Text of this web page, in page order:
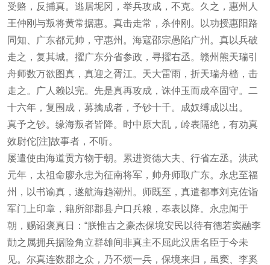
受赂，反捕真。逃居坭冈，举兵攻成，不克。久之，惠州人
王仲刚与叛将黄常据惠。真击走常，杀仲刚。以功授惠阳路
同知、广东都元帅，守惠州。海寇邵宗愚陷广州。真以兵破
走之，复其城。擢广东分省参政，寻擢右丞。赣州熊天瑞引
舟师数万欲图真，真迎之胥江。天大雷雨，折天瑞舟樯，击
走之。广人赖以完。先是真再攻成，诛仲玉而成卒固守。二
十六年，复围成，募擒成者，予钞十千。成奴缚成以出。
真予之钞。缘海叛者皆降。时中原大乱，岭表隔绝，有劝真
效尉佗[注]故事者，不听。
屡遣使由海道贡方物于朝。累进资德大夫、行省左丞。洪武
元年，太祖命廖永忠为征南将军，帅舟师取广东。永忠至福
州，以书谕真，遂航海趋潮州。师既至，真遣都事刘克佐诣
军门上印章，籍所部郡县户口兵粮，奉表以降。永忠闻于
朝，赐诏褒真日：“朕惟古之豪杰保境安民以待有德若窦融李
勣之属拥兵据险角立群雄间非真主不屈此汉唐名臣于今未
见。尔真连数郡之众，乃不烦一兵，保境来归，虽窦、李奚